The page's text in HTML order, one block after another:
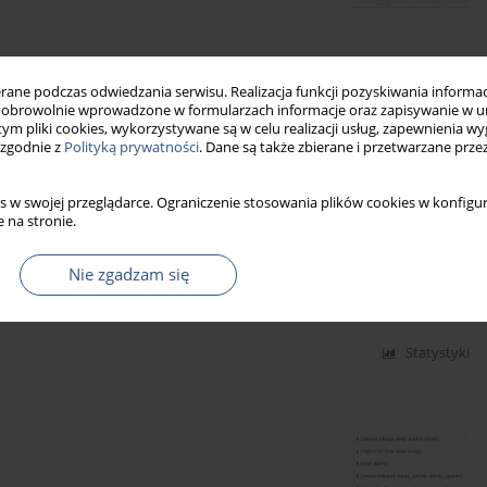
podczas odwiedzania serwisu. Realizacja funkcji pozyskiwania
wprowadzone w formularzach informacje oraz zapisywanie w
pliki cookies, wykorzystywane są w celu realizacji usług, zapewnienia
z Polityką prywatności. Dane są także zbierane i przetwarzane
w swojej przeglądarce. Ograniczenie stosowania plików cookies w
na stronie.
Nie zgadzam się
Statystyki
ryzyka choroby Hashimoto
Statystyki